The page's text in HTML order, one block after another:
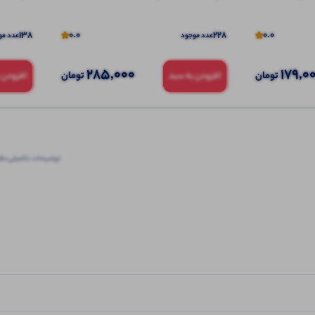
0.0
تومان
228عدد موجود 0.0
افزودن به سبد 285,000تومان
138عدد
توضیحات تکمیلی